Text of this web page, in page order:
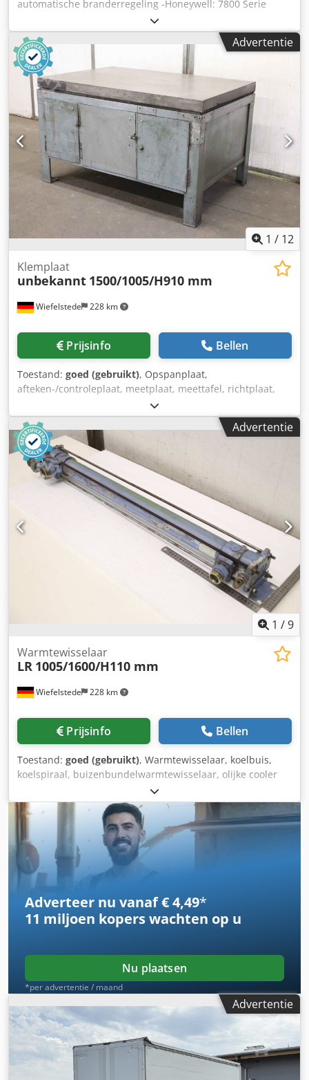
automatische branderregeling -Honeywell: 7800 Serie
Basis Laag Paneel -Prijs: per stuk -Aantal: 8 stuks Csdpfx
Ajd Rbtnjk Toha -Afmetingen: 145/150/H70 mm -Gewicht:
0,3 kg
Advertentie
1 / 12
Wiefelstede 228 km
Klemplaat
unbekannt 1500/1005/H910 mm
Prijsinfo Bellen
Toestand: goed (gebruikt), Opspanplaat,
afteken-/controleplaat, meetplaat, meettafel, richtplaat,
aftekenplaat Chodopbigxopfx Ak Tja -Opspanplaat: met
verstevigingsribben, op massieve onderkast met laden -
Lengte: 1500 mm -Breedte: 1005 mm -Plaat: met
verstevigingsribben -Onderkast: 3 deuren,
uittrekelementen zie foto's -Totale afmetingen:
1500/1005/H910 mm -Gewicht: 1200 kg
Advertentie
1 /9
Wiefelstede 228 km
Warmtewisselaar
LR 1005/1600/H110 mm
Prijsinfo Bellen
Toestand: goed (gebruikt), Warmtewisselaar, koelbuis,
koelspiraal, buizenbundelwarmtewisselaar, olijke cooler
Codpfxjyzn Dte Ak Tjha - Warmtewisselaar: olijke cooler,
buizenbundelwarmtewisselaar -
Aansluitingen/afmetingen: zie foto's - Afmetingen:
1005/1600/H110 mm - Gewicht: 13,5 kg
Adverteer nu vanaf € 4,49*
11 miljoen koperswachten op u
Nu plaatsen
*per advertentie / maand
Advertentie